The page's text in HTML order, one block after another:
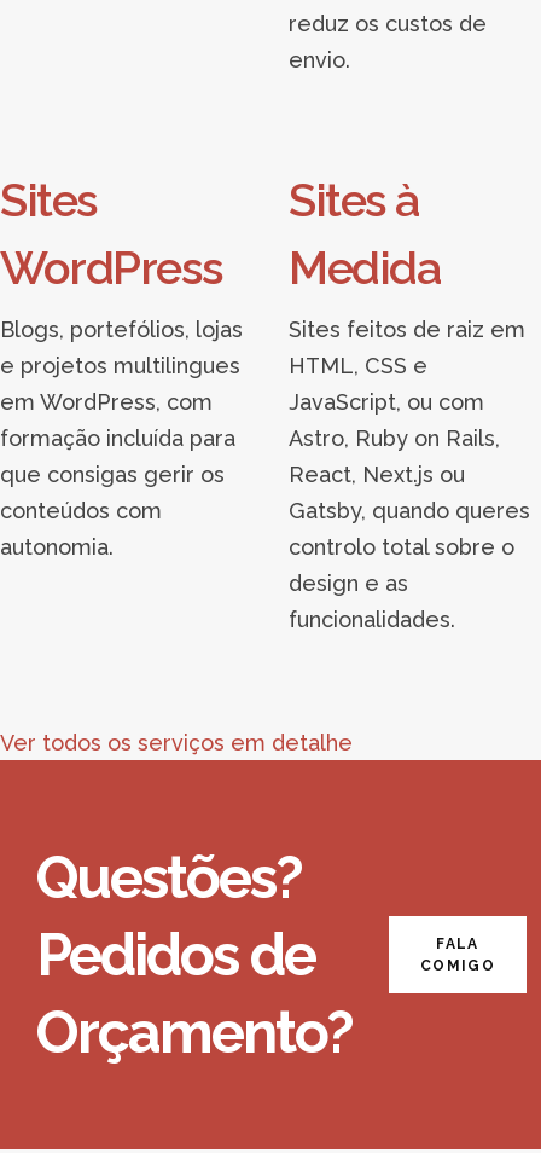
reduz os custos de
envio.
Sites
WordPress
Blogs, portefólios, lojas
e projetos multilingues
em WordPress, com
formação incluída para
que consigas gerir os
conteúdos com
autonomia.
Sites à
Medida
Sites feitos de raiz em
HTML, CSS e
JavaScript, ou com
Astro, Ruby on Rails,
React, Next.js ou
Gatsby, quando queres
controlo total sobre o
design e as
funcionalidades.
Ver todos os serviços em detalhe
Questões?
Pedidos de
Orçamento?
FALA
COMIGO